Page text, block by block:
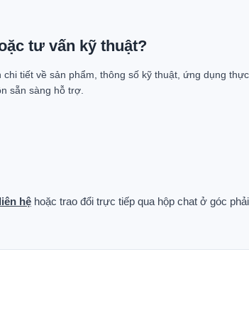
tư vấn kỹ thuật?
tiết về sản phẩm, thông số kỹ thuật, ứng dụng
sẵn sàng hỗ trợ.
hệ hoặc trao đổi trực tiếp qua hộp chat ở góc